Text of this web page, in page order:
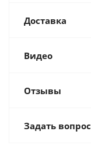
Доставка
Видео
Отзывы
Задать вопрос